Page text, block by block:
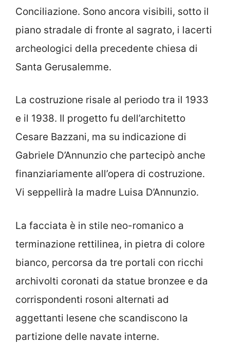
Conciliazione. Sono ancora visibili, sotto il
piano stradale di fronte al sagrato, i lacerti
archeologici della precedente chiesa di
Santa Gerusalemme.
La costruzione risale al periodo tra il 1933
e il 1938. Il progetto fu dell’architetto
Cesare Bazzani, ma su indicazione di
Gabriele D’Annunzio che partecipò anche
finanziariamente all’opera di costruzione.
Vi seppellirà la madre Luisa D’Annunzio.
La facciata è in stile neo-romanico a
terminazione rettilinea, in pietra di colore
bianco, percorsa da tre portali con ricchi
archivolti coronati da statue bronzee e da
corrispondenti rosoni alternati ad
aggettanti lesene che scandiscono la
partizione delle navate interne.